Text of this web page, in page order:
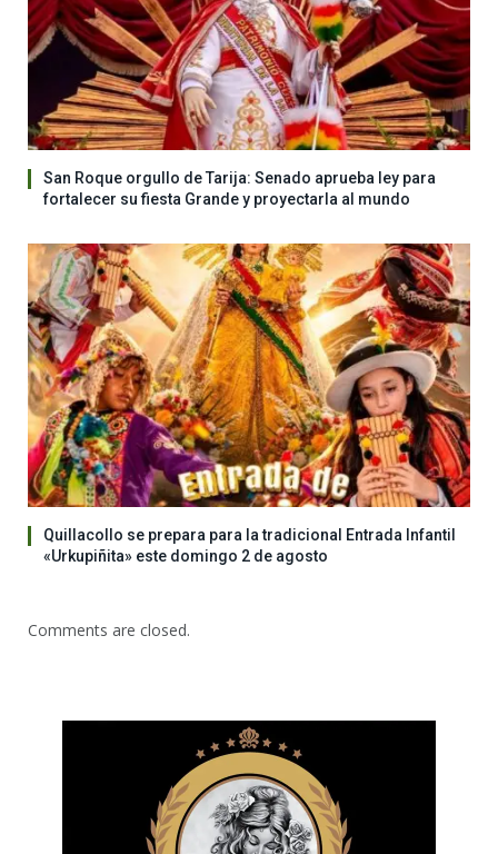
San Roque orgullo de Tarija: Senado aprueba ley para
fortalecer su fiesta Grande y proyectarla al mundo
Quillacollo se prepara para la tradicional Entrada Infantil
«Urkupiñita» este domingo 2 de agosto
Comments are closed.